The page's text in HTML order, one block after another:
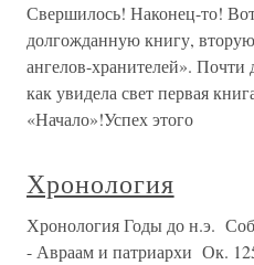
Свершилось! Наконец-то!
долгожданную книгу,
ангелов-хранителей». Почти
как увидела свет первая
«Начало»!Успех этого
Хронология
Хронология Годы до н.э.
- Авраам и патриархи Ок.